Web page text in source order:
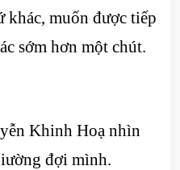
khác, muốn được tiếp
sớm hơn một chút.
Khinh Hoạ nhìn
đợi mình.